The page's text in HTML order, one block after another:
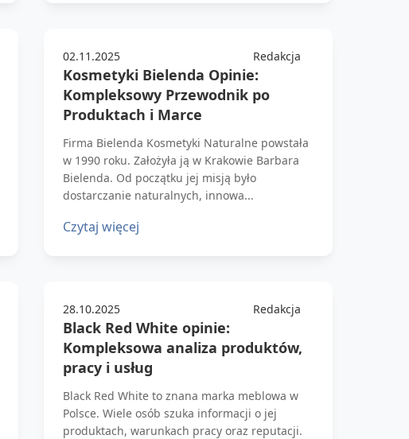
02.11.2025 Redakcja
Kosmetyki Bielenda Opinie:
Kompleksowy Przewodnik po
Produktach i Marce
Firma Bielenda Kosmetyki Naturalne powstała
w 1990 roku. Założyła ją w Krakowie Barbara
Bielenda. Od początku jej misją było
dostarczanie naturalnych, innowa...
Czytaj więcej
28.10.2025 Redakcja
Black Red White opinie:
Kompleksowa analiza produktów,
pracy i usług
Black Red White to znana marka meblowa w
Polsce. Wiele osób szuka informacji o jej
produktach, warunkach pracy oraz reputacji.